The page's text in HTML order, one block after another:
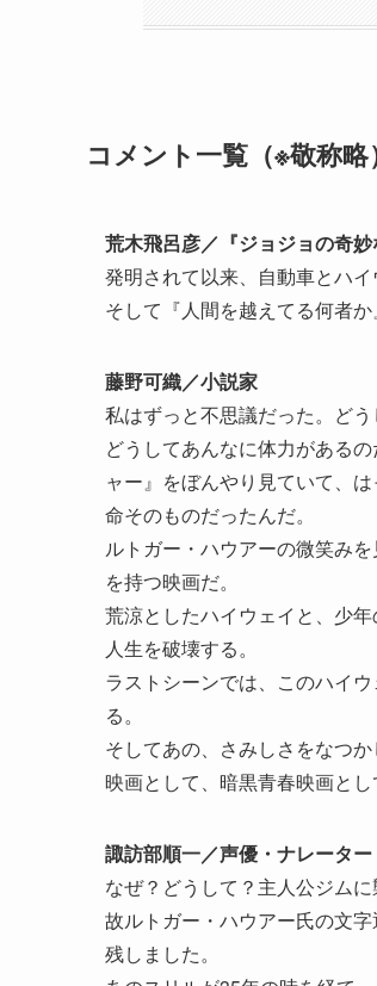
コメント一覧（※敬称略
荒木飛呂彦／『ジョジョの奇
発明されて以来、自動車とハ
そして『人間を越えてる何者
藤野可織／小説家
私はずっと不思議だった。ど
どうしてあんなに体力がある
ャー』をぼんやり見ていて、
命そのものだったんだ。
ルトガー・ハウアーの微笑み
を持つ映画だ。
荒涼としたハイウェイと、少
人生を破壊する。
ラストシーンでは、このハイ
る。
そしてあの、さみしさをなつ
映画として、暗黒青春映画と
諏訪部順一／声優・ナレータ
なぜ？どうして？主人公ジム
故ルトガー・ハウアー氏の文
残しました。